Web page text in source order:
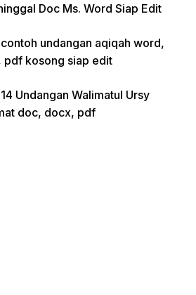
Doc Ms. Word Siap Edit
undangan aqiqah word,
pdf kosong siap edit
Undangan Walimatul Ursy
doc, docx, pdf